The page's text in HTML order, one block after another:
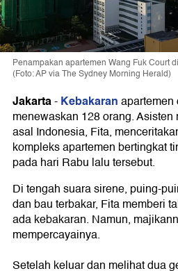
Penampakan apartemen Wang Fuk Court
(Foto: AP via The Sydney Morning Herald)
Jakarta-Kebakaranapartemen
menewaskan 128 orang.
asal Indonesia, Fita,
kompleks apartemen bertingkat
pada hari Rabu lalu tersebut.
Di tengah suara sirene, puing-
dan bau terbakar, Fita memberi
ada kebakaran. Namun,
mempercayainya.
Setelah keluar dan melihat dua